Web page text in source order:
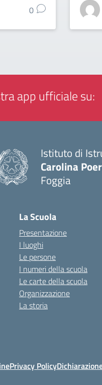
0
app ufficiale su:
Istituto di
Carolina
Foggia
La Scuola
Presentazione
I luoghi
Le persone
I numeri della scuola
Le carte della scuola
Organizzazione
La storia
Privacy Policy